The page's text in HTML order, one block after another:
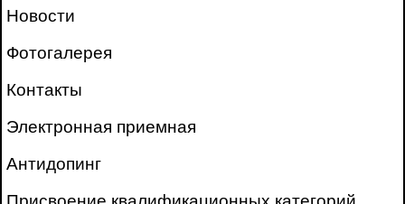
Новости
Фотогалерея
Контакты
Электронная приемная
Антидопинг
Присвоение квалификационных категорий